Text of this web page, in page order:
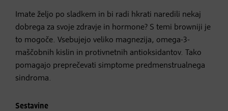
Imate željo po sladkem in bi radi hkrati naredili nekaj
dobrega za svoje zdravje in hormone? S temi browniji je
to mogoče. Vsebujejo veliko magnezija, omega-3-
maščobnih kislin in protivnetnih antioksidantov. Tako
pomagajo preprečevati simptome predmenstrualnega
sindroma.
Sestavine